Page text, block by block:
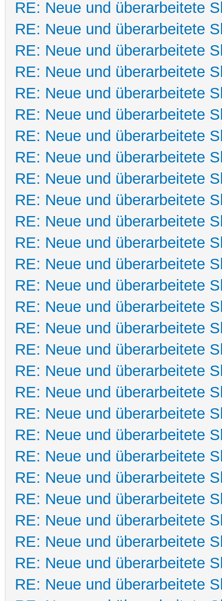
RE: Neue und überarbeitete
RE: Neue und überarbeitete
RE: Neue und überarbeitete
RE: Neue und überarbeitete
RE: Neue und überarbeitete
RE: Neue und überarbeitete
RE: Neue und überarbeitete
RE: Neue und überarbeitete
RE: Neue und überarbeitete
RE: Neue und überarbeitete
RE: Neue und überarbeitete
RE: Neue und überarbeitete
RE: Neue und überarbeitete
RE: Neue und überarbeitete
RE: Neue und überarbeitete
RE: Neue und überarbeitete
RE: Neue und überarbeitete
RE: Neue und überarbeitete
RE: Neue und überarbeitete
RE: Neue und überarbeitete
RE: Neue und überarbeitete
RE: Neue und überarbeitete
RE: Neue und überarbeitete
RE: Neue und überarbeitete
RE: Neue und überarbeitete
RE: Neue und überarbeitete
RE: Neue und überarbeitete
RE: Neue und überarbeitete